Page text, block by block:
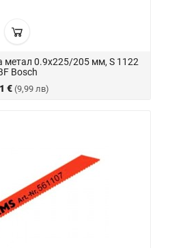
метал 0.9х225/205 мм, S 1122
Bosch
€ (9,99 лв)